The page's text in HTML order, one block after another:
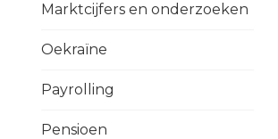
Marktcijfers en onderzoeken
Oekraïne
Payrolling
Pensioen